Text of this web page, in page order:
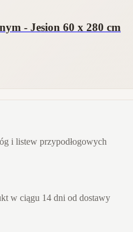
- Jesion 60 x 280 cm
i listew przypodłogowych
w ciągu 14 dni od dostawy